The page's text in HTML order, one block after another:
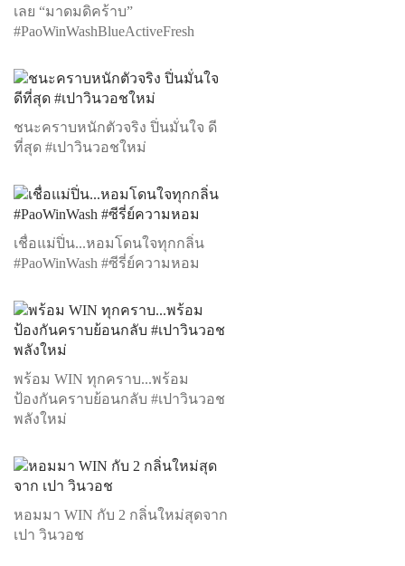
เลย “มาดมดิคร้าบ”
#PaoWinWashBlueActiveFresh
ชนะคราบหนักตัวจริง ปิ่นมั่นใจ ดี
ที่สุด #เปาวินวอชใหม่
เชื่อแม่ปิ่น...หอมโดนใจทุกกลิ่น
#PaoWinWash #ซีรี่ย์ความหอม
พร้อม WIN ทุกคราบ...พร้อม
ป้องกันคราบย้อนกลับ #เปาวินวอช
พลังใหม่
หอมมา WIN กับ 2 กลิ่นใหม่สุดจาก
เปา วินวอช